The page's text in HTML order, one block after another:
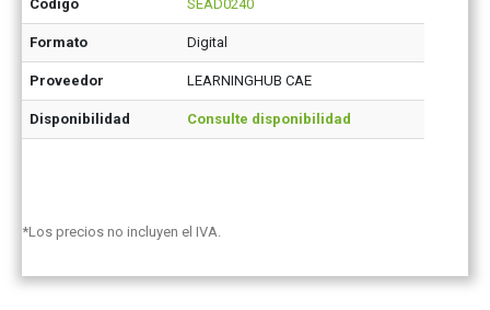
Código SEAD0240
Formato Digital
Proveedor LEARNINGHUB CAE
Disponibilidad Consulte disponibilidad
*Los precios no incluyen el IVA.